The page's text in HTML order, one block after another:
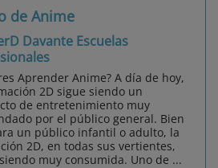
de Anime
Davante Escuelas
Aprender Anime? A día de hoy,
2D sigue siendo un
de entretenimiento muy
por el público general. Bien
un público infantil o adulto, la
2D, en todas sus vertientes,
muy consumida. Uno de ...